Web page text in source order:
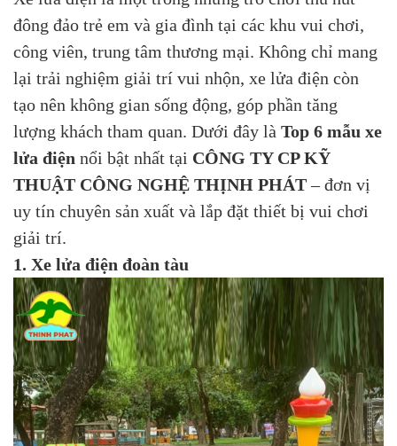
đông đảo trẻ em và gia đình tại các khu vui chơi,
công viên, trung tâm thương mại. Không chỉ mang
lại trải nghiệm giải trí vui nhộn, xe lửa điện còn
tạo nên không gian sống động, góp phần tăng
lượng khách tham quan. Dưới đây là Top 6 mẫu xe
lửa điện nổi bật nhất tại CÔNG TY CP KỸ
THUẬT CÔNG NGHỆ THỊNH PHÁT– đơn vị
uy tín chuyên sản xuất và lắp đặt thiết bị vui chơi
giải trí.
1. Xe lửa điện đoàn tàu